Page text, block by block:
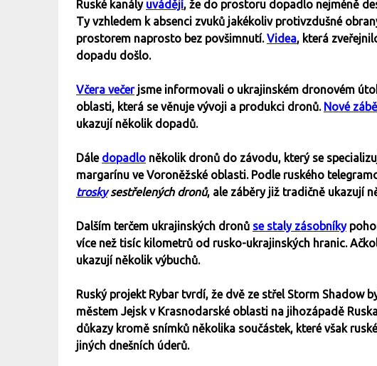
Ruské kanály uvádějí, že do prostoru dopadlo nejméně
Ty vzhledem k absenci zvuků jakékoliv protivzdušné
prostorem naprosto bez povšimnutí.Videa, která
dopadu došlo.
Včera večerjsme informovali o ukrajinském dronovém
oblasti, která se věnuje vývoji a produkci dronů. Nové
ukazují několik dopadů.
Dále dopadlo několik dronů do závodu, který se
margarínu ve Voroněžské oblasti. Podle ruského
troskysestřelených dronů, ale záběry již tradičně ukazují
Dalším terčem ukrajinských dronů se staly zásobníky
více než tisíc kilometrů od rusko-ukrajinských hranic.
ukazují několik výbuchů.
Ruský projekt Rybar tvrdí, že dvě ze střel Storm Shadow
městem Jejsk v Krasnodarské oblasti na jihozápadě
důkazy kromě snímků několika součástek, které však
jiných dnešních úderů.